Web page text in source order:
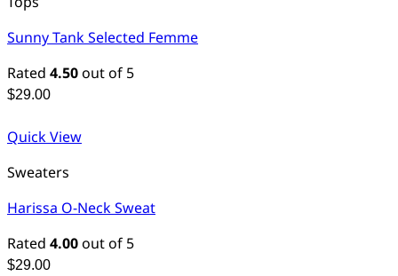
Sunny Tank Selected Femme
Rated 4.50out of 5
$29.00
Quick View
Sweaters
Harissa O-Neck Sweat
Rated 4.00out of 5
$29.00